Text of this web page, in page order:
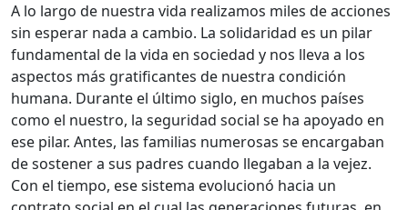
A lo largo de nuestra vida realizamos miles de acciones
sin esperar nada a cambio. La solidaridad es un pilar
fundamental de la vida en sociedad y nos lleva a los
aspectos más gratificantes de nuestra condición
humana. Durante el último siglo, en muchos países
como el nuestro, la seguridad social se ha apoyado en
ese pilar. Antes, las familias numerosas se encargaban
de sostener a sus padres cuando llegaban a la vejez.
Con el tiempo, ese sistema evolucionó hacia un